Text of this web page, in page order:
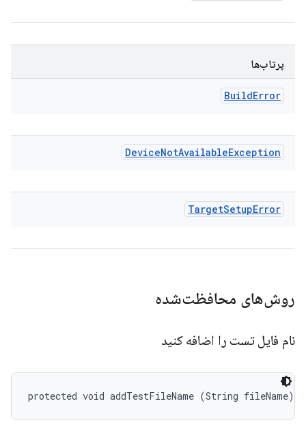
پرتاب‌ها
BuildError
DeviceNotAvailableException
TargetSetupError
روش‌های محافظت‌شده
نام فایل تست را اضافه کنید
protected void addTestFileName (String fileName)